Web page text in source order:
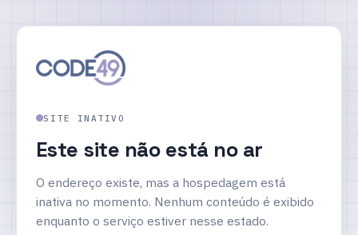
SITE INATIVO
Este site não está no ar
O endereço existe, mas a hospedagem está
inativa no momento. Nenhum conteúdo é exibido
enquanto o serviço estiver nesse estado.